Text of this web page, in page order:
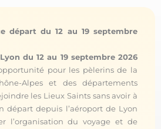
départ du 12 au 19 septembre
du 12 au 19 septembre 2026
pour les pèlerins de la
Alpes et des départements
les Lieux Saints sans avoir à
départ depuis l’aéroport de Lyon
l’organisation du voyage et de